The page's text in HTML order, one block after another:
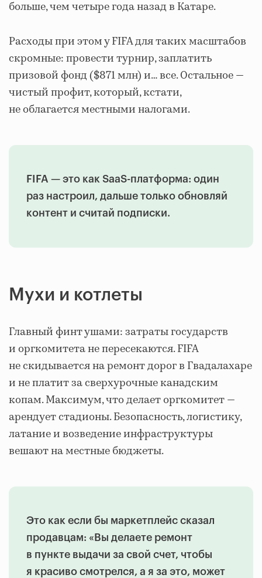
больше, чем четыре года назад в Катаре.
Расходы при этом у FIFA для таких масштабов
скромные: провести турнир, заплатить
призовой фонд ($871 млн) и… все. Остальное —
чистый профит, который, кстати,
не облагается местными налогами.
FIFA — это как SaaS-платформа: один
раз настроил, дальше только обновляй
контент и считай подписки.
Мухи и котлеты
Главный финт ушами: затраты государств
и оргкомитета не пересекаются. FIFA
не скидывается на ремонт дорог в Гвадалахаре
и не платит за сверхурочные канадским
копам. Максимум, что делает оргкомитет —
арендует стадионы. Безопасность, логистику,
латание и возведение инфраструктуры
вешают на местные бюджеты.
Это как если бы маркетплейс сказал
продавцам: «Вы делаете ремонт
в пункте выдачи за свой счет, чтобы
я красиво смотрелся, а я за это, может